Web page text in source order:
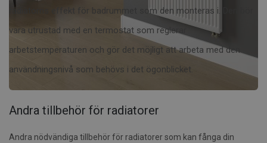
radiatorns effekt för badrummet som den monteras i. Den bör
vara utrustad med en termostat som reglerar
arbetstemperaturen och gör det möjligt att arbeta med den
användningsnivå som behövs i det ögonblicket.
Andra tillbehör för radiatorer
Andra nödvändiga tillbehör för radiatorer som kan fånga din